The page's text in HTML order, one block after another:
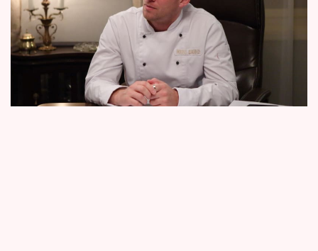
Horoskopy
Sledujte prima+
Filmový festival Karlovy Vary